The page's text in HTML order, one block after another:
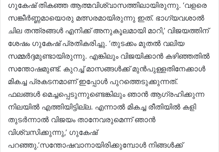
ഗുകേഷ് തികഞ്ഞ ആത്മവിശ്വാസത്തിലായിരുന്നു. ‘വളരെ
സങ്കീർണ്ണമായൊരു മത്സരമായിരുന്നു ഇത്. ഭാഗ്യവശാൽ
ചില തന്ത്രങ്ങൾ എനിക്ക് അനുകൂലമായി മാറി,’ വിജയത്തിന്
ശേഷം ഗുകേഷ് പ്രതികരിച്ചു. ‘തുടക്കം മുതൽ വലിയ
സമ്മർദ്ദമുണ്ടായിരുന്നു. എങ്കിലും വിജയിക്കാൻ കഴിഞ്ഞതിൽ
സന്തോഷമുണ്ട്. കുറച്ച് മാസങ്ങൾക്ക് മുൻപുള്ളതിനേക്കാൾ
മികച്ച പ്രകടനമാണ് ഇപ്പോൾ പുറത്തെടുക്കുന്നത്.
ഫലങ്ങൾ മെച്ചപ്പെടുന്നുണ്ടെങ്കിലും ഞാൻ ആഗ്രഹിക്കുന്ന
നിലയിൽ എത്തിയിട്ടില്ല. എന്നാൽ മികച്ച രീതിയിൽ കളി
തുടർന്നാൽ വിജയം താനേവരുമെന്ന് ഞാൻ
വിശ്വസിക്കുന്നു,’ ഗുകേഷ്
പറഞ്ഞു.’സന്തോഷവാനായിരിക്കുമ്പോൾ നിങ്ങൾക്ക്